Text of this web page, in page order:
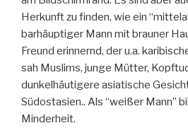
Herkunft zu finden, wie ein
barhäuptiger Mann mit brauner
Freund erinnernd, der u.a.
sah Muslims, junge Mütter,
dunkelhäutigere asiatische
Südostasien.. Als “weißer Mann”
Minderheit.